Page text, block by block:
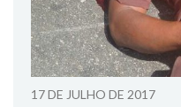
17 DE JULHO DE 2017